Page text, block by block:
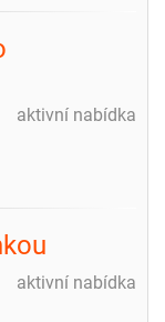
aktivní nabídka
aktivní nabídka